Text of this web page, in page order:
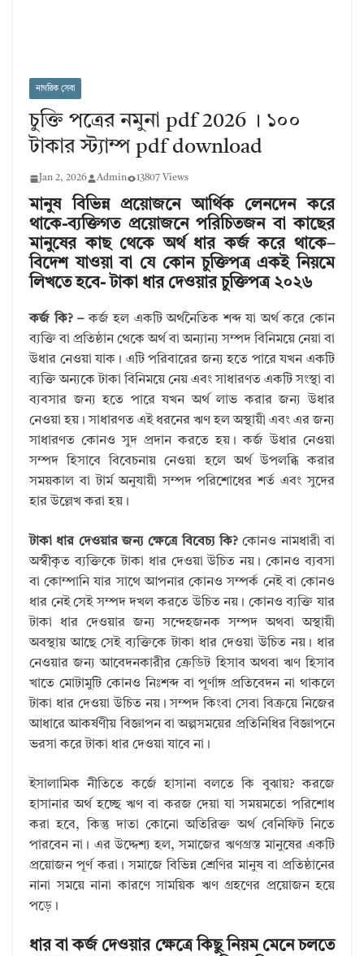
নাগরিক সেবা
চুক্তি পত্রের নমুনা pdf 2026 । ১০০
টাকার স্ট্যাম্প pdf download
Jan 2, 2026 Admin 13807 Views
মানুষ বিভিন্ন প্রয়োজনে আর্থিক লেনদেন করে
থাকে-ব্যক্তিগত প্রয়োজনে পরিচিতজন বা কাছের
মানুষের কাছ থেকে অর্থ ধার কর্জ করে থাকে–
বিদেশ যাওয়া বা যে কোন চুক্তিপত্র একই নিয়মে
লিখতে হবে- টাকা ধার দেওয়ার চুক্তিপত্র ২০২৬
কর্জ কি? –কর্জ হল একটি অর্থনৈতিক শব্দ যা অর্থ করে কোন
ব্যক্তি বা প্রতিষ্ঠান থেকে অর্থ বা অন্যান্য সম্পদ বিনিময়ে নেয়া বা
উধার নেওয়া যাক। এটি পরিবারের জন্য হতে পারে যখন একটি
ব্যক্তি অন্যকে টাকা বিনিময়ে নেয় এবং সাধারণত একটি সংস্থা বা
ব্যবসার জন্য হতে পারে যখন অর্থ লাভ করার জন্য উধার
নেওয়া হয়। সাধারণত এই ধরনের ঋণ হল অস্থায়ী এবং এর জন্য
সাধারণত কোনও সুদ প্রদান করতে হয়। কর্জ উধার নেওয়া
সম্পদ হিসাবে বিবেচনায় নেওয়া হলে অর্থ উপলব্ধি করার
সময়কাল বা টার্ম অনুযায়ী সম্পদ পরিশোধের শর্ত এবং সুদের
হার উল্লেখ করা হয়।
টাকা ধার দেওয়ার জন্য ক্ষেত্রে বিবেচ্য কি? কোনও নামধারী বা
অস্বীকৃত ব্যক্তিকে টাকা ধার দেওয়া উচিত নয়। কোনও ব্যবসা
বা কোম্পানি যার সাথে আপনার কোনও সম্পর্ক নেই বা কোনও
ধার নেই সেই সম্পদ দখল করতে উচিত নয়। কোনও ব্যক্তি যার
টাকা ধার দেওয়ার জন্য সন্দেহজনক সম্পদ অথবা অস্থায়ী
অবস্থায় আছে সেই ব্যক্তিকে টাকা ধার দেওয়া উচিত নয়। ধার
নেওয়ার জন্য আবেদনকারীর ক্রেডিট হিসাব অথবা ঋণ হিসাব
খাতে মোটামুটি কোনও নিঃশব্দ বা পূর্ণাঙ্গ প্রতিবেদন না থাকলে
টাকা ধার দেওয়া উচিত নয়। সম্পদ কিংবা সেবা বিক্রয়ে নিজের
আধারে আকর্ষণীয় বিজ্ঞাপন বা অল্পসময়ের প্রতিনিধির বিজ্ঞাপনে
ভরসা করে টাকা ধার দেওয়া যাবে না।
ইসালামিক নীতিতে কর্জে হাসানা বলতে কি বুঝায়? করজে
হাসানার অর্থ হচ্ছে ঋণ বা করজ দেয়া যা সময়মতো পরিশোধ
করা হবে, কিন্তু দাতা কোনো অতিরিক্ত অর্থ বেনিফিট নিতে
পারবেন না। এর উদ্দেশ্য হল, সমাজের ঋণগ্রস্ত মানুষের একটি
প্রয়োজন পূর্ণ করা। সমাজে বিভিন্ন শ্রেণির মানুষ বা প্রতিষ্ঠানের
নানা সময়ে নানা কারণে সাময়িক ঋণ গ্রহণের প্রয়োজন হয়ে
পড়ে।
ধার বা কর্জ দেওয়ার ক্ষেত্রে কিছু নিয়ম মেনে চলতে